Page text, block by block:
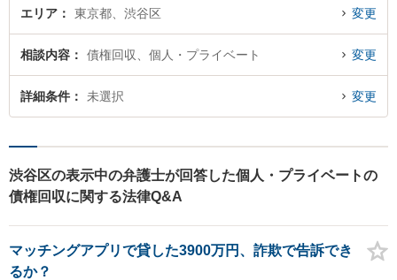
エリア 東京都、渋谷区 変更
相談内容 債権回収、個人・プライベート 変更
詳細条件 未選択 変更
渋谷区の表示中の弁護士が回答した個人・プライベートの
債権回収に関する法律Q&A
マッチングアプリで貸した3900万円、詐欺で告訴でき
るか？